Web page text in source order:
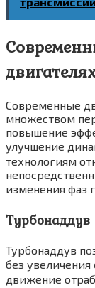
Современные
множеством
повышение
улучшение
технологиям
изменения фаз
Турбонаддув
Турбонаддув
без
движение